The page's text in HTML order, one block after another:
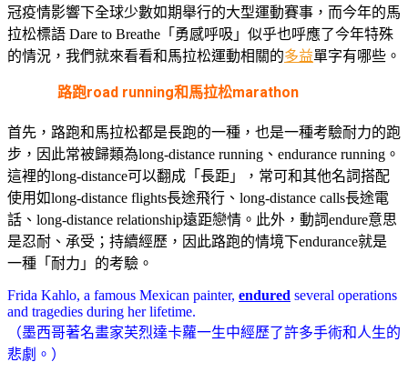
冠疫情影響下全球少數如期舉行的大型運動賽事，而今年的馬
拉松標語 Dare to Breathe「勇感呼吸」似乎也呼應了今年特殊
的情況，我們就來看看和馬拉松運動相關的多益單字有哪些。
路跑road running和馬拉松marathon
首先，路跑和馬拉松都是長跑的一種，也是一種考驗耐力的跑
步，因此常被歸類為long-distance running、endurance running。
這裡的long-distance可以翻成「長距」，常可和其他名詞搭配
使用如long-distance flights長途飛行、long-distance calls長途電
話、long-distance relationship遠距戀情。此外，動詞endure意思
是忍耐、承受；持續經歷，因此路跑的情境下endurance就是
一種「耐力」的考驗。
Frida Kahlo, a famous Mexican painter, endured several operations
and tragedies during her lifetime.
（墨西哥著名畫家芙烈達卡蘿一生中經歷了許多手術和人生的
悲劇。）